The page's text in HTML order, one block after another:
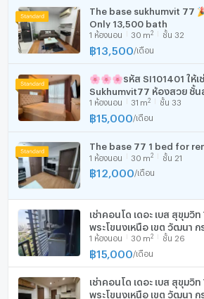
- สวนหย่อม
สถานที่ใกล้เคียง
- ศูนย์การค้ามาร์เก็ตพลัส ห่างจากคอนโด
4 นาที)
- ห้างสรรพสินค้าจัสโก้ (สุขุมวิท 71) – 1.9
นาที)
The base sukhumvit 77
Only 13,500 bath
1 ห้องนอน 30 m2 ชั้น 32
฿13,500 /เดือน
🌸🌸🌸รหัส SI101401 ให้เ
Sukhumvit77 ห้องสวย ชั้น
เครื่องซักผ้า!!!ใกล้BTS อ่อน
1 ห้องนอน 31 m2 ชั้น 33
฿15,000 /เดือน
The base 77 1 bed for
1 ห้องนอน 30 m2 ชั้น 21
฿12,000 /เดือน
เช่าคอนโด เดอะ เบส สุขุมวิท 77 BTS-อ่อนนุช
พระโขนงเหนือ เขต วัฒนา ก
ทักไลน์ @connexproperty
อาชีพ ✅
1 ห้องนอน 30 m2 ชั้น 26
฿15,000 /เดือน
เช่าคอนโด เดอะ เบส สุขุมวิท 77 BTS-อ่อนนุช
พระโขนงเหนือ เขต วัฒนา ก